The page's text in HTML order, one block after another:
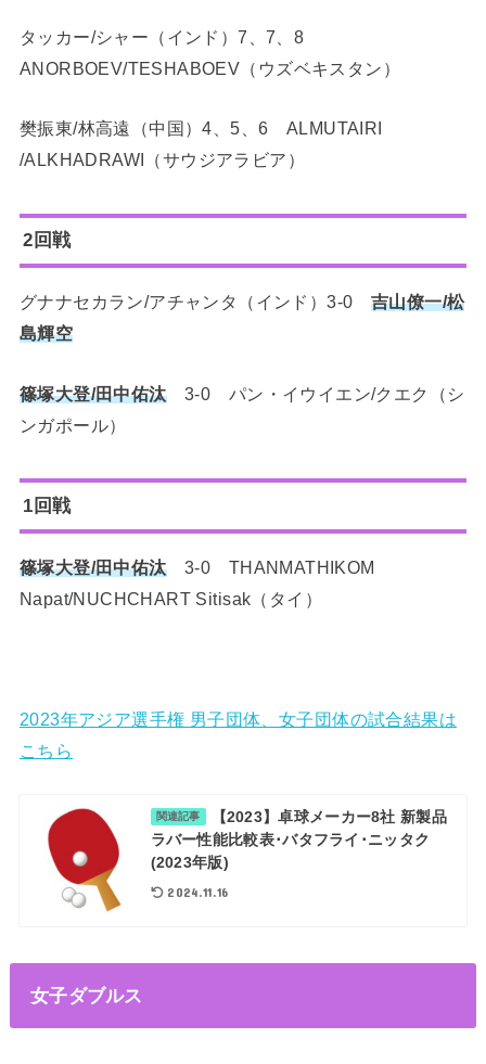
タッカー/シャー（インド）7、7、8
ANORBOEV/TESHABOEV（ウズベキスタン）
樊振東/林高遠（中国）4、5、6 ALMUTAIRI
/ALKHADRAWI（サウジアラビア）
2回戦
グナナセカラン/アチャンタ（インド）3-0 吉山僚一/松
島輝空
篠塚大登/田中佑汰3-0 パン・イウイエン/クエク（シ
ンガポール）
1回戦
篠塚大登/田中佑汰3-0 THANMATHIKOM
Napat/NUCHCHART Sitisak（タイ）
2023年アジア選手権 男子団体、女子団体の試合結果は
こちら
関連記事
【2023】卓球メーカー8社 新製品
ラバー性能比較表･バタフライ･ニッタク
(2023年版)
2024.11.16
女子ダブルス